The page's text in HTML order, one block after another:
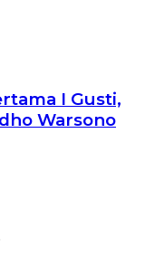
I Gusti,
Warsono